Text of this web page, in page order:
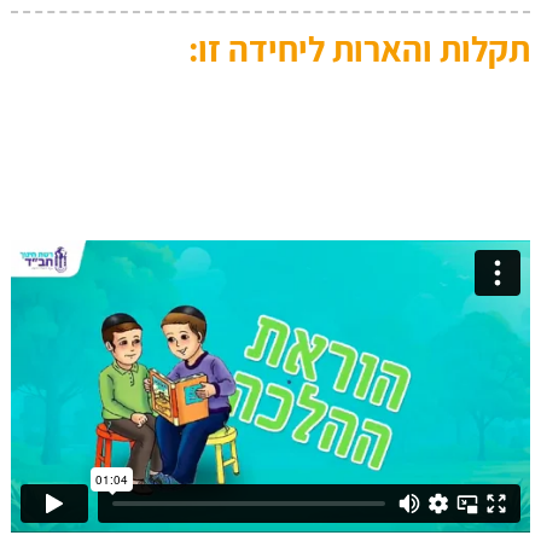
תקלות והארות ליחידה זו: